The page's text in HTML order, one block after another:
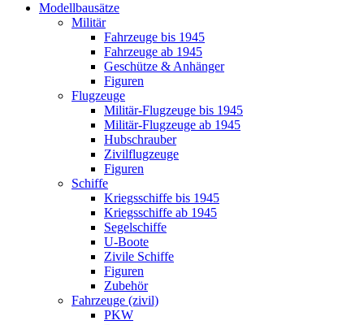
Modellbausätze
Militär
Fahrzeuge bis 1945
Fahrzeuge ab 1945
Geschütze & Anhänger
Figuren
Flugzeuge
Militär-Flugzeuge bis 1945
Militär-Flugzeuge ab 1945
Hubschrauber
Zivilflugzeuge
Figuren
Schiffe
Kriegsschiffe bis 1945
Kriegsschiffe ab 1945
Segelschiffe
U-Boote
Zivile Schiffe
Figuren
Zubehör
Fahrzeuge (zivil)
PKW